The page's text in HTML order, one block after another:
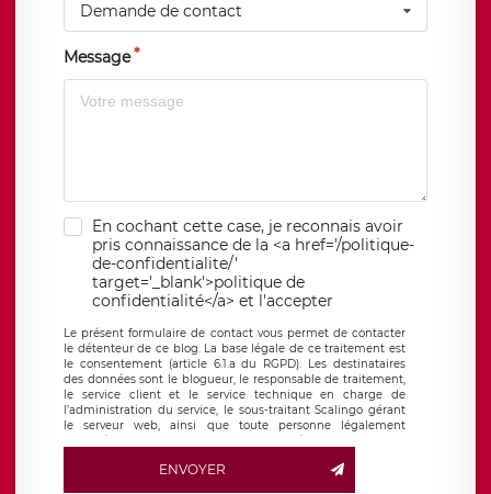
Demande de contact
Message
En cochant cette case, je reconnais avoir
pris connaissance de la <a href='/politique-
de-confidentialite/'
target='_blank'>politique de
confidentialité</a> et l'accepter
Le présent formulaire de contact vous permet de contacter
le détenteur de ce blog. La base légale de ce traitement est
le consentement (article 6.1.a du RGPD). Les destinataires
des données sont le blogueur, le responsable de traitement,
le service client et le service technique en charge de
l’administration du service, le sous-traitant Scalingo gérant
le serveur web, ainsi que toute personne légalement
autorisée. Le formulaire de contact à destination du
basé en France et offrant des
clauses de protection
ENVOYER